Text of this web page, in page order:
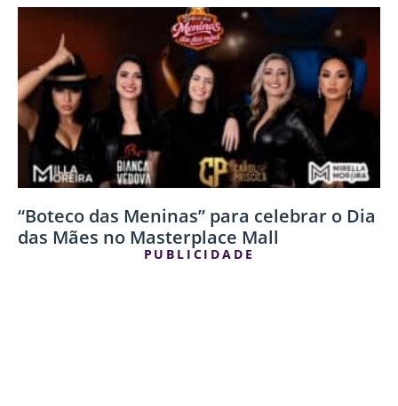
“Boteco das Meninas” para celebrar o Dia
das Mães no Masterplace Mall
PUBLICIDADE